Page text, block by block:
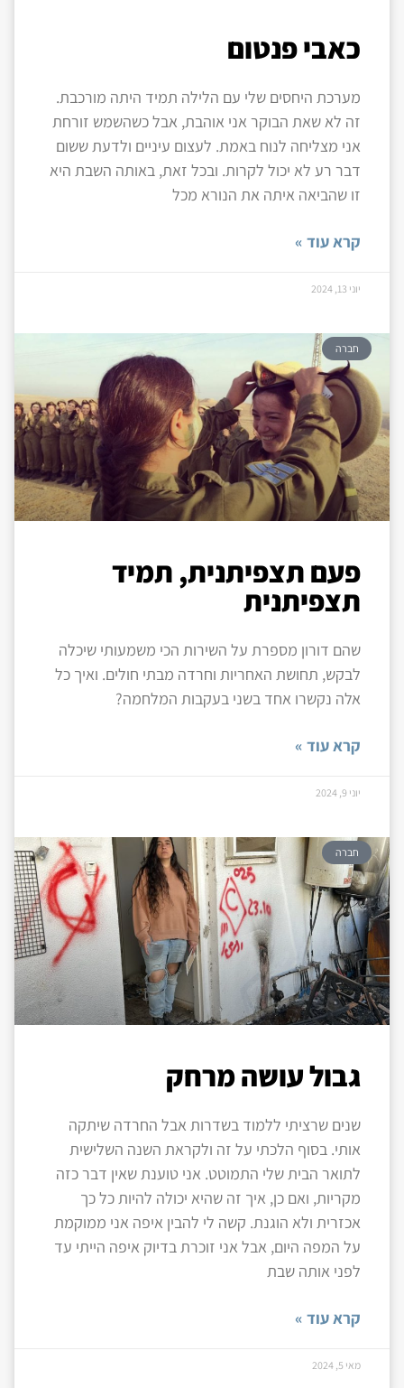
כאבי פנטום
מערכת היחסים שלי עם הלילה תמיד היתה מורכבת.
זה לא שאת הבוקר אני אוהבת, אבל כשהשמש זורחת
אני מצליחה לנוח באמת. לעצום עיניים ולדעת ששום
דבר רע לא יכול לקרות. ובכל זאת, באותה השבת היא
זו שהביאה איתה את הנורא מכל
קרא עוד »
יוני 13, 2024
חברה
פעם תצפיתנית, תמיד
תצפיתנית
שהם דורון מספרת על השירות הכי משמעותי שיכלה
לבקש, תחושת האחריות וחרדה מבתי חולים. ואיך כל
אלה נקשרו אחד בשני בעקבות המלחמה?
קרא עוד »
יוני 9, 2024
חברה
גבול עושה מרחק
שנים שרציתי ללמוד בשדרות אבל החרדה שיתקה
אותי. בסוף הלכתי על זה ולקראת השנה השלישית
לתואר הבית שלי התמוטט. אני טוענת שאין דבר כזה
מקריות, ואם כן, איך זה שהיא יכולה להיות כל כך
אכזרית ולא הוגנת. קשה לי להבין איפה אני ממוקמת
על המפה היום, אבל אני זוכרת בדיוק איפה הייתי עד
לפני אותה שבת
קרא עוד »
מאי 5, 2024